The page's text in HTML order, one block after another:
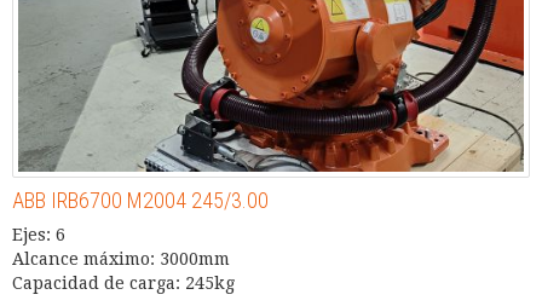
ABB IRB6700 M2004 245/3.00
Ejes: 6
Alcance máximo: 3000mm
Capacidad de carga: 245kg